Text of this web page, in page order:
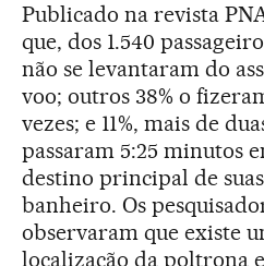
Publicado na revista
que, dos 1.540
não se levantaram do
voo; outros 38% o
vezes; e 11%, mais de
passaram 5:25 minutos
destino principal de
banheiro. Os
observaram que existe
localização da poltrona